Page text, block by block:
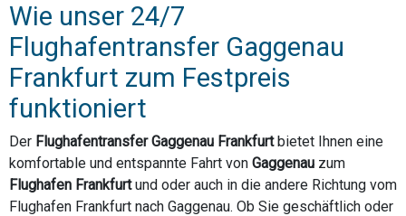
Wie unser 24/7
Flughafentransfer Gaggenau
Frankfurt zum Festpreis
funktioniert
Der Flughafentransfer Gaggenau Frankfurtbietet Ihnen eine
komfortable und entspannte Fahrt von Gaggenau zum
Flughafen Frankfurtund oder auch in die andere Richtung vom
Flughafen Frankfurt nach Gaggenau. Ob Sie geschäftlich oder